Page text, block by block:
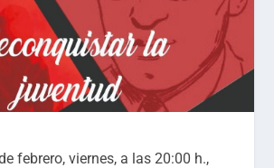
febrero, viernes, a las 20:00 h.,